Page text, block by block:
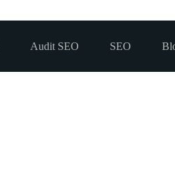
Audit SEO SEO